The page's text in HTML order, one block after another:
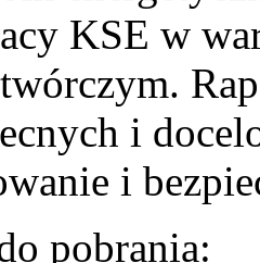
KSE w
i
i
pobrania: